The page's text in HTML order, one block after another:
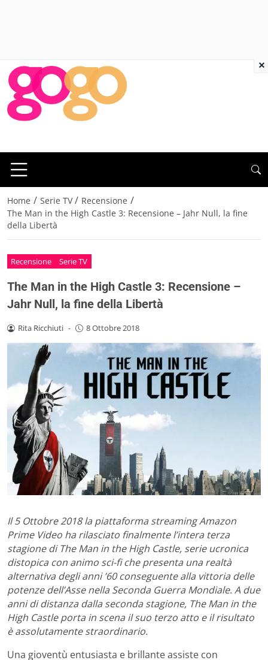
Home / Serie TV / Recensione /
The Man in the High Castle 3: Recensione – Jahr Null, la fine
della Libertà
Recensione Serie TV
The Man in the High Castle 3: Recensione –
Jahr Null, la fine della Libertà
Rita Ricchiuti - 8 Ottobre 2018
Il 5 Ottobre 2018 la piattaforma streaming Amazon
Prime Video ha rilasciato finalmente l’intera terza
stagione di The Man in the High Castle, serie ucronica
distopica con animo sci-fi che presenta una realtà
alternativa degli anni ’60 conseguente alla vittoria delle
potenze dell’Asse nella Seconda Guerra Mondiale. A due
anni di distanza dalla seconda stagione, The Man in the
High Castle porta in scena il suo terzo atto e il risultato
è assolutamente straordinario.
Una gioventù entusiasta e brillante assiste con
×